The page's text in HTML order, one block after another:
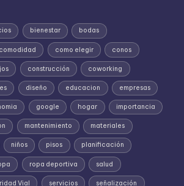
bienestar bodas
comodidad como elegir conos
construcción coworking
diseño educacion empresas
google hogar importancia
mantenimiento materiales
niños pisos planificación
ropa deportiva salud
Vial servicios señalización